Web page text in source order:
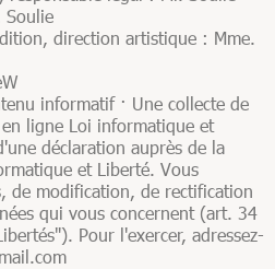
Soulie
direction artistique : Mme.
informatif · Une collecte de
ligne Loi informatique et
déclaration auprès de la
et Liberté. Vous
de modification, de rectification
qui vous concernent (art. 34
Pour l'exercer, adressez-